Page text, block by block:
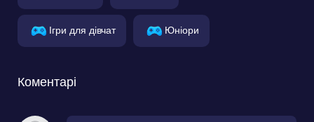
Ігри для дівчат Юніори
Коментарі